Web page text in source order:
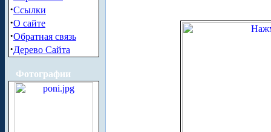
·Ссылки
·О сайте
·Обратная связь
·Дерево Сайта
Фотографии